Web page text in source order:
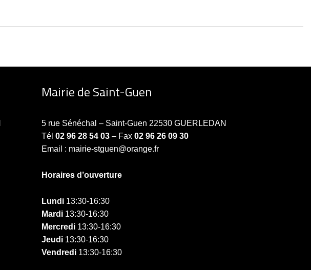
Mairie de Saint-Guen
5 rue Sénéchal – Saint-Guen 22530 GUERLEDAN
Tél02 96 28 54 03 – Fax02 96 26 09 30
Email : mairie-stguen@orange.fr
Horaires d’ouverture
Lundi 13:30-16:30
Mardi 13:30-16:30
Mercredi 13:30-16:30
Jeudi 13:30-16:30
Vendredi 13:30-16:30